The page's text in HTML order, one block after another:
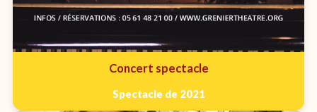
Concert spectacle
Spectacle de 2021